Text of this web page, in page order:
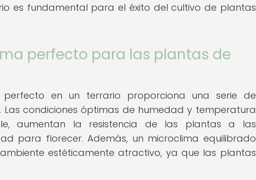
es fundamental para el éxito del cultivo de plantas
perfecto para las plantas de
perfecto en un terrario proporciona una serie de
condiciones óptimas de humedad y temperatura
aumentan la resistencia de las plantas a las
para florecer. Además, un microclima equilibrado
estéticamente atractivo, ya que las plantas